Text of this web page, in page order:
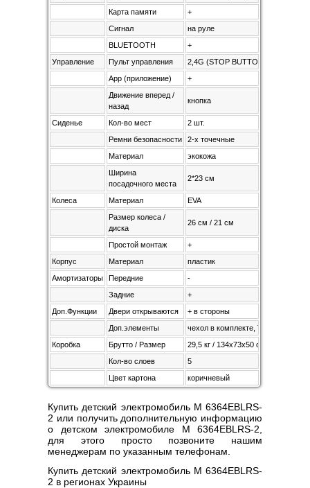
Карта памяти
+
Сигнал
на руле
BLUETOOTH
+
Управление
Пульт управления
2,4G (STOP BUTTON)
App (приложение)
+
Движение вперед /
назад
кнопка
Сиденье Кол-во мест
2 шт.
Ремни безопасности
2-х точечные
Материал
экокожа
Ширина
посадочного места
2*23 см
Колеса Материал
EVA
Размер колеса /
диска
26 см / 21 см
Простой монтаж
+
Корпус
Материал
пластик
Амортизаторы
Передние
-
Задние
+
Доп.Функции
Двери открываются
+ в стороны
Доп.элементы
чехол в комплекте, TF Card
Коробка
Брутто / Размер
29,5 кг / 134х73х50 см
Кол-во слоев
5
Цвет картона
коричневый
Купить детский электромобиль M 6364EBLRS-
2 или получить дополнительную информацию
о детском электромобиле M 6364EBLRS-2,
для этого просто позвоните нашим
менеджерам по указанным телефонам.
Купить детский электромобиль M 6364EBLRS-
2 в регионах Украины